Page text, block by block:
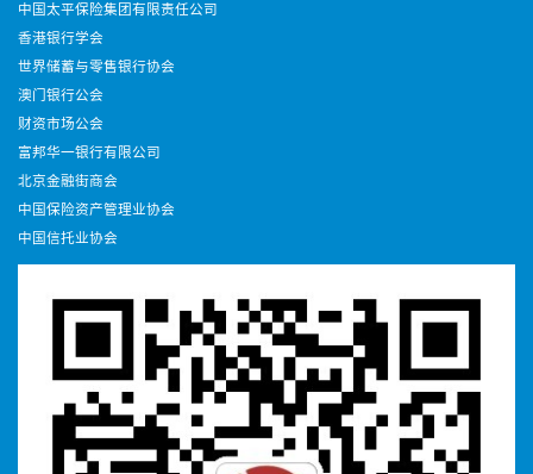
中国太平保险集团有限责任公司
香港银行学会
世界储蓄与零售银行协会
澳门银行公会
财资市场公会
富邦华一银行有限公司
北京金融街商会
中国保险资产管理业协会
中国信托业协会